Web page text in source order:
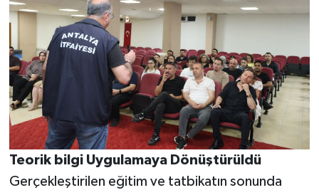
Teorik bilgi Uygulamaya Dönüştürüldü
Gerçekleştirilen eğitim ve tatbikatın sonunda